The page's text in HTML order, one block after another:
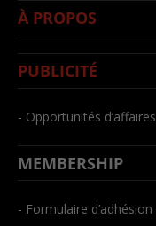
À PROPOS
PUBLICITÉ
- Opportunités d’affaires
MEMBERSHIP
- Formulaire d’adhésion